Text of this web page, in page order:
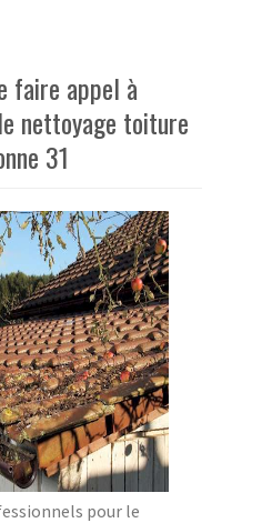
faire appel à
nettoyage toiture
31
pour le